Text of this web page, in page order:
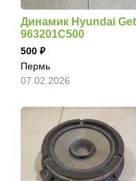
Динамик Hyundai
963201C500
500
Пермь
07.02.2026